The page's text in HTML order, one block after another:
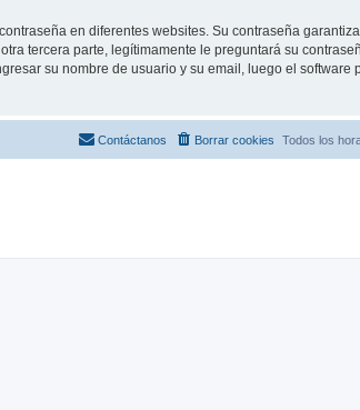
en diferentes websites. Su contraseña
tercera parte, legítimamente le preguntará su
su nombre de usuario y su email, luego el software
Todos los
Borrar cookies
Contáctanos